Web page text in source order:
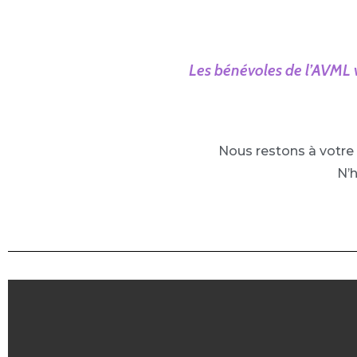
Les bénévoles de
Nous restons à